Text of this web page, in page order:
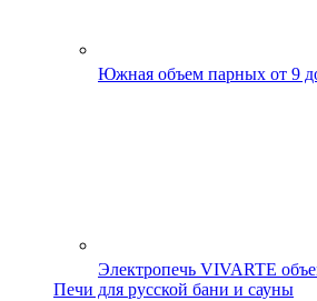
Южная объем парных от 9
Электропечь VIVARTE
Печи для русской бани и сауны